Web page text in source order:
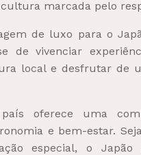
marcada pelo
de luxo para o
de vivenciar
local e desfrutar de
oferece uma
e bem-estar.
especial, o Japão